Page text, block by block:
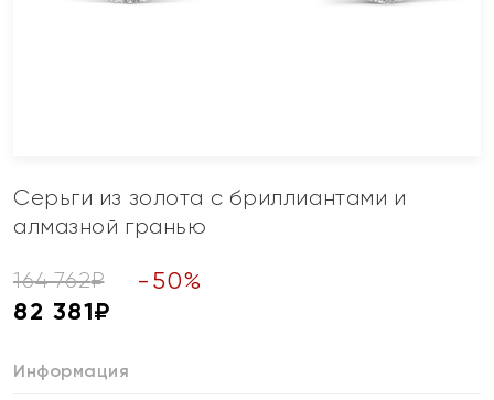
Серьги из золота с бриллиантами и
алмазной гранью
164 762₽ - 50%
82 381₽
Информация